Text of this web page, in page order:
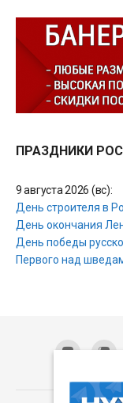
ПРАЗДНИКИ
9 августа 2026 (вс):
День строителя в
День окончания
День победы
Первого над